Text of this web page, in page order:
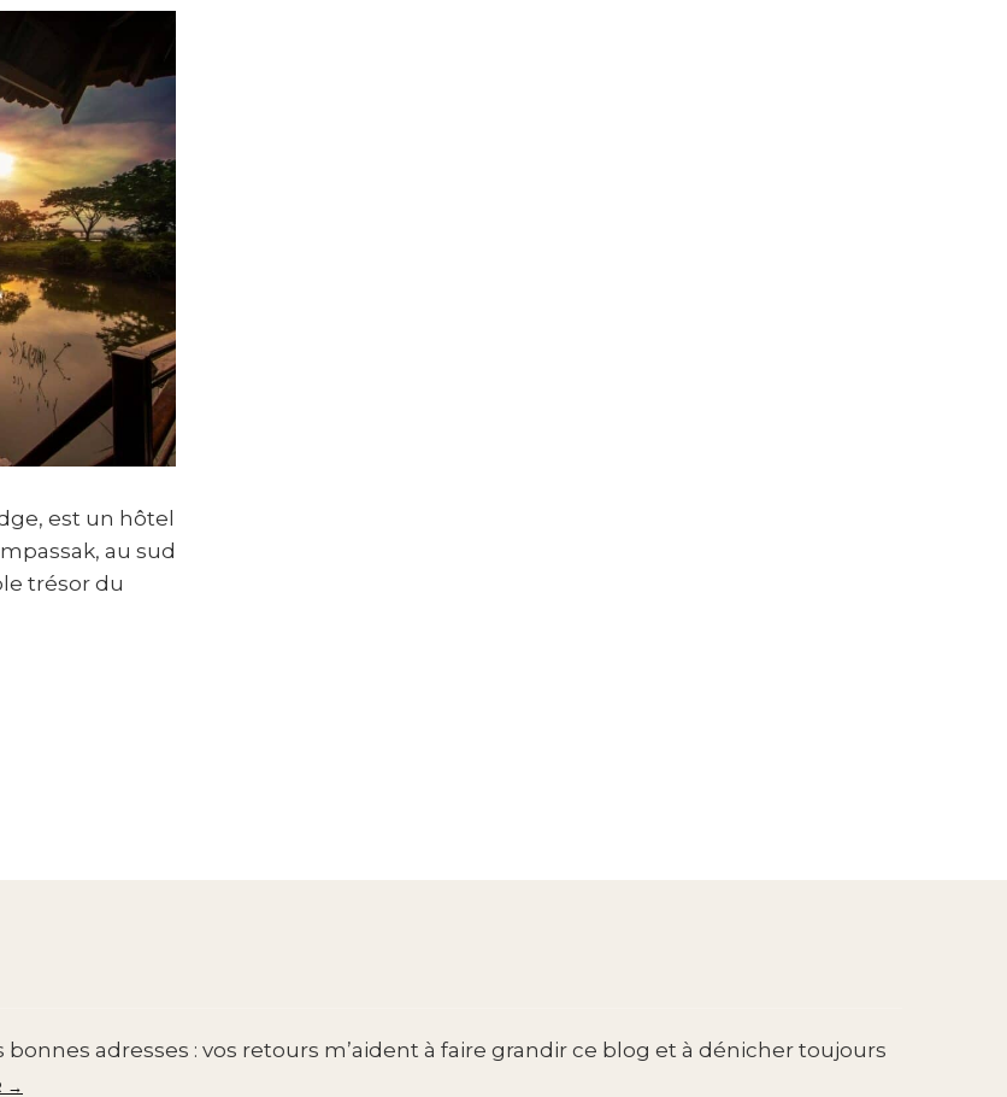
est un hôtel
au sud
trésor du
adresses : vos retours m’aident à faire grandir ce blog et à dénicher toujours
→